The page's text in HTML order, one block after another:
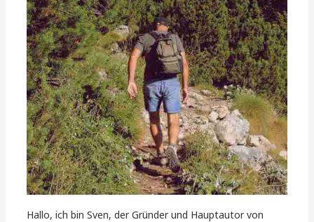
Hallo, ich bin Sven, der Gründer und Hauptautor von